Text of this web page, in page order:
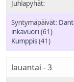
inkavuori(61)
Kumppis(41)
lauantai - 3